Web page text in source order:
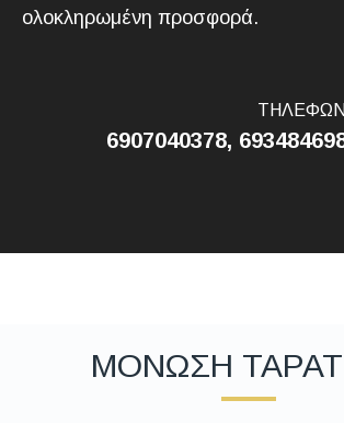
ολοκληρωμένη προσφορά.
6907040378,
ΜΟΝΩΣΗ